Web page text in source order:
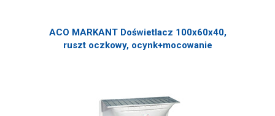
ACO MARKANT Doświetlacz 100x60x40,
ruszt oczkowy, ocynk+mocowanie